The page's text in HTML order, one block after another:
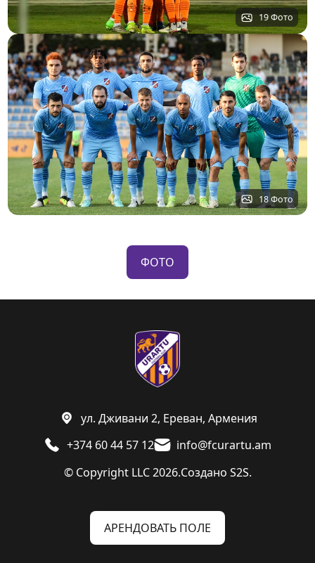
19 Фото
18 Фото
ФОТО
© Copyright LLC 2026.Создано S2S.
+374 60 44 57 12 info@fcurartu.am
ул. Дживани 2, Ереван, Армения
АРЕНДОВАТЬ ПОЛЕ